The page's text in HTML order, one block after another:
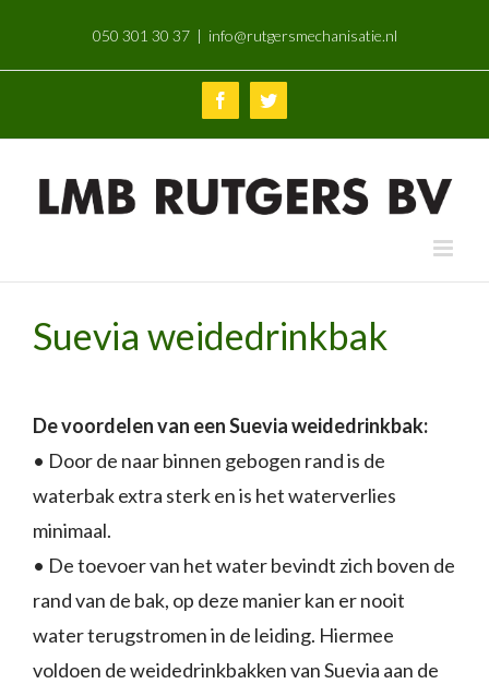
content
050 301 30 37 | info@rutgersmechanisatie.nl
FacebookTwitter
Suevia weidedrinkbak
De voordelen van een Suevia weidedrinkbak:
• Door de naar binnen gebogen rand is de
waterbak extra sterk en is het waterverlies
minimaal.
• De toevoer van het water bevindt zich boven de
rand van de bak, op deze manier kan er nooit
water terugstromen in de leiding. Hiermee
voldoen de weidedrinkbakken van Suevia aan de